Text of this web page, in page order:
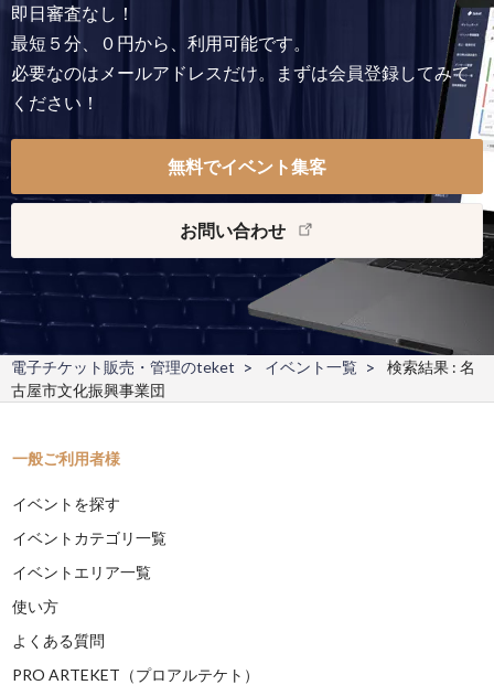
即日審査なし！
最短５分、０円から、利用可能です。
必要なのはメールアドレスだけ。まずは会員登録してみて
ください！
無料でイベント集客
お問い合わせ
電子チケット販売・管理のteket イベント一覧
検索結果 : 名
古屋市文化振興事業団
一般ご利用者様
イベントを探す
イベントカテゴリ一覧
イベントエリア一覧
使い方
よくある質問
PRO ARTEKET（プロアルテケト）